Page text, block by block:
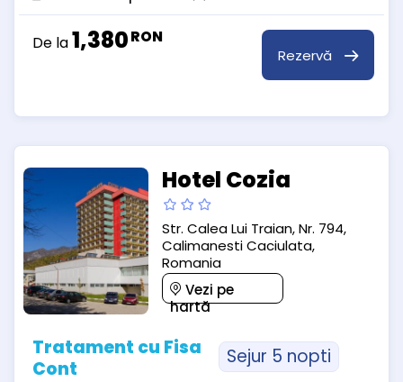
De la1,380RON
Rezervă
Hotel Cozia
Str. Calea Lui Traian, Nr. 794,
Calimanesti Caciulata,
Romania
Vezi pe
hartă
Tratament cu Fisa
Cont
Sejur 5 nopti